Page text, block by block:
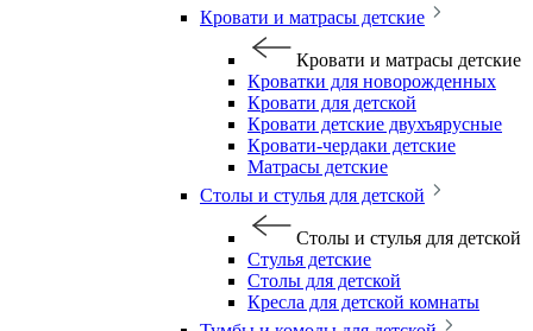
Кровати и матрасы детские
Кровати и матрасы детские
Кроватки для новорожденных
Кровати для детской
Кровати детские двухъярусные
Кровати-чердаки детские
Матрасы детские
Столы и стулья для детской
Столы и стулья для детской
Стулья детские
Столы для детской
Кресла для детской комнаты